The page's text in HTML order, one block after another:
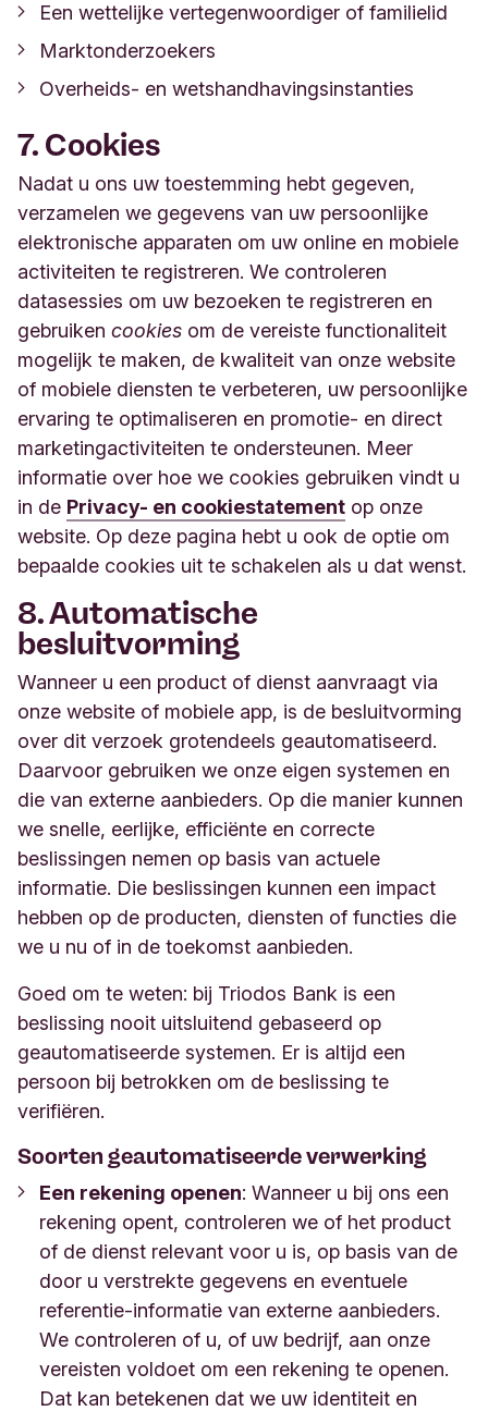
Een wettelijke vertegenwoordiger of familielid
Marktonderzoekers
Overheids- en wetshandhavingsinstanties
7. Cookies
Nadat u ons uw toestemming hebt gegeven,
verzamelen we gegevens van uw persoonlijke
elektronische apparaten om uw online en mobiele
activiteiten te registreren. We controleren
datasessies om uw bezoeken te registreren en
gebruiken cookies om de vereiste functionaliteit
mogelijk te maken, de kwaliteit van onze website
of mobiele diensten te verbeteren, uw persoonlijke
ervaring te optimaliseren en promotie- en direct
marketingactiviteiten te ondersteunen. Meer
informatie over hoe we cookies gebruiken vindt u
in de Privacy- en cookiestatement op onze
website. Op deze pagina hebt u ook de optie om
bepaalde cookies uit te schakelen als u dat wenst.
8. Automatische
besluitvorming
Wanneer u een product of dienst aanvraagt via
onze website of mobiele app, is de besluitvorming
over dit verzoek grotendeels geautomatiseerd.
Daarvoor gebruiken we onze eigen systemen en
die van externe aanbieders. Op die manier kunnen
we snelle, eerlijke, efficiënte en correcte
beslissingen nemen op basis van actuele
informatie. Die beslissingen kunnen een impact
hebben op de producten, diensten of functies die
we u nu of in de toekomst aanbieden.
Goed om te weten: bij Triodos Bank is een
beslissing nooit uitsluitend gebaseerd op
geautomatiseerde systemen. Er is altijd een
persoon bij betrokken om de beslissing te
verifiëren.
Soorten geautomatiseerde verwerking
Een rekening openen: Wanneer u bij ons een
rekening opent, controleren we of het product
of de dienst relevant voor u is, op basis van de
door u verstrekte gegevens en eventuele
referentie-informatie van externe aanbieders.
We controleren of u, of uw bedrijf, aan onze
vereisten voldoet om een rekening te openen.
Dat kan betekenen dat we uw identiteit en